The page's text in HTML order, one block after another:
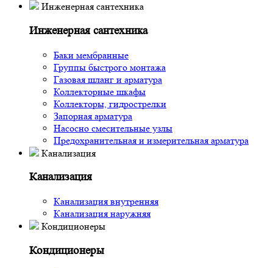
Инженерная сантехника
Инженерная сантехника
Баки мембранные
Группы быстрого монтажа
Газовая шланг и арматура
Коллекторные шкафы
Коллекторы, гидрострелки
Запорная арматура
Насосно смесительные узлы
Предохранительная и измерительная арматура
Канализация
Канализация
Канализация внутренняя
Канализация наружняя
Кондиционеры
Кондиционеры